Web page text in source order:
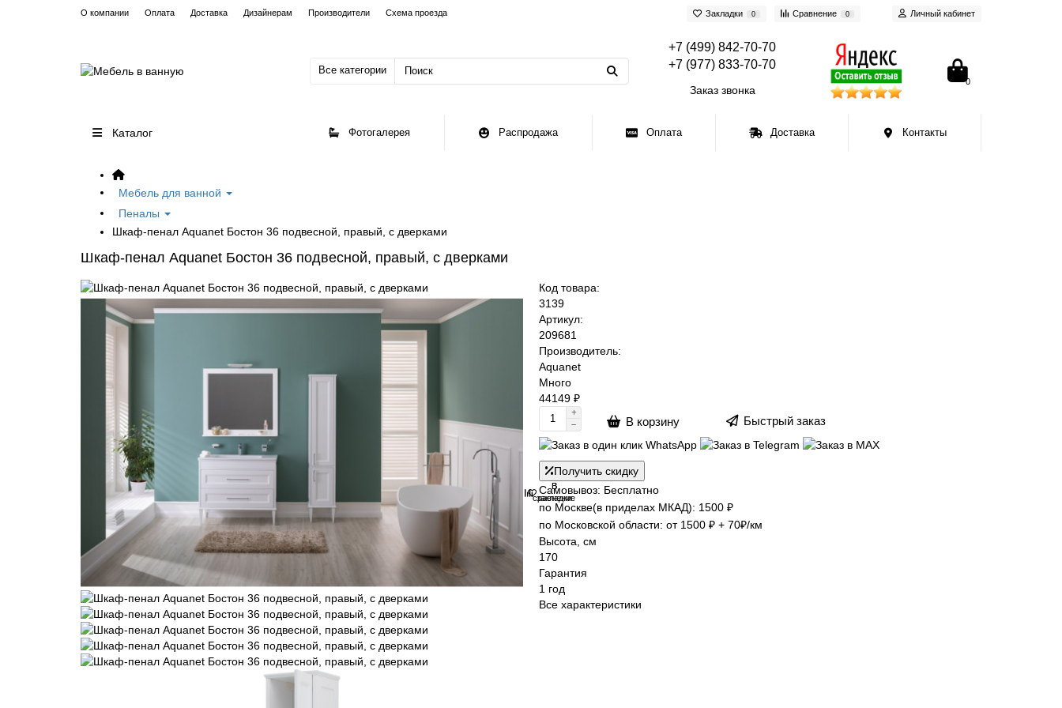
О компании Оплата Доставка Дизайнерам Производители Схема проезда Закладки 0 Сравнение 0 Личный кабинет
Все категории
+7 (499) 842-70-70
+7 (977) 833-70-70
Заказ звонка
0
Каталог Фотогалерея Распродажа Оплата Доставка Контакты
Мебель для ванной
Пеналы
Шкаф-пенал Aquanet Бостон 36 подвесной, правый, с дверками
Шкаф-пенал Aquanet Бостон 36 подвесной, правый, с дверками
Код товара:
3139
Артикул:
209681
Производитель:
Aquanet
Много
44149 ₽
В корзину Быстрый заказ
Получить скидку
В
закладки
В
сравнение
Самовывоз: Бесплатно
по Москве(в приделах МКАД): 1500 ₽
по Московской области: от 1500 ₽ + 70₽/км
Высота, см
170
Гарантия
1 год
Все характеристики